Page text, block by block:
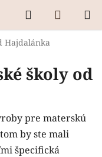
Hľadať
KOŠÍK
Hajdalánka
školy od
pre materskú
by ste mali
špecifická